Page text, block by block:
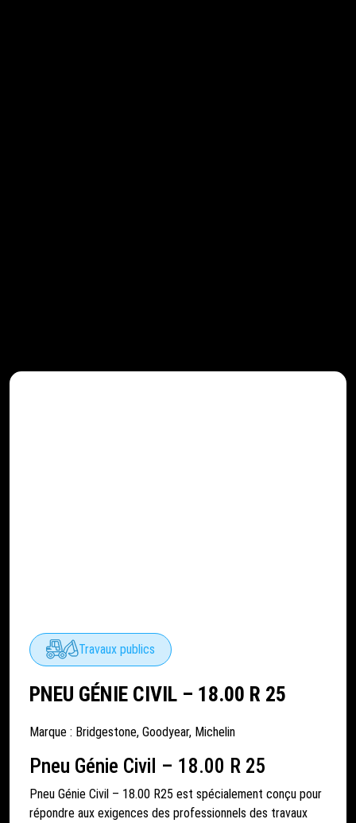
Travaux publics
PNEU GÉNIE CIVIL – 18.00 R 25
Marque : Bridgestone, Goodyear, Michelin
Pneu Génie Civil – 18.00 R 25
Pneu Génie Civil – 18.00 R25 est spécialement conçu pour
répondre aux exigences des professionnels des travaux